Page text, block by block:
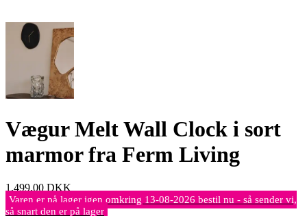
Vægur Melt Wall Clock i sort
marmor fra Ferm Living
1.499,00 DKK
Varen er på lager igen omkring 13-08-2026 bestil nu - så sender vi,
så snart den er på lager